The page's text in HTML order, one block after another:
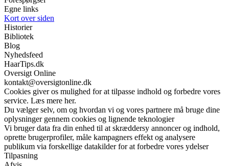
Egne links
Kort over siden
Historier
Bibliotek
Blog
Nyhedsfeed
HaarTips.dk
Oversigt Online
kontakt@oversigtonline.dk
Cookies giver os mulighed for at tilpasse indhold og forbedre vores
service. Læs mere her.
Du vælger selv, om og hvordan vi og vores partnere må bruge dine
oplysninger gennem cookies og lignende teknologier
Vi bruger data fra din enhed til at skræddersy annoncer og indhold,
oprette brugerprofiler, måle kampagners effekt og analysere
publikum via forskellige datakilder for at forbedre vores ydelser
Tilpasning